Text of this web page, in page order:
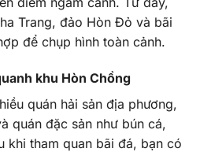
Trang, đảo Hòn Đỏ và bãi
để chụp hình toàn cảnh.
khu Hòn Chồng
quán hải sản địa phương,
quán đặc sản như bún cá,
khi tham quan bãi đá, bạn có